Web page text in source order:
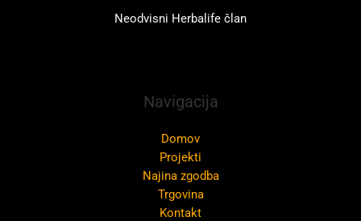
Neodvisni Herbalife član
Navigacija
Domov
Projekti
Najina zgodba
Trgovina
Kontakt